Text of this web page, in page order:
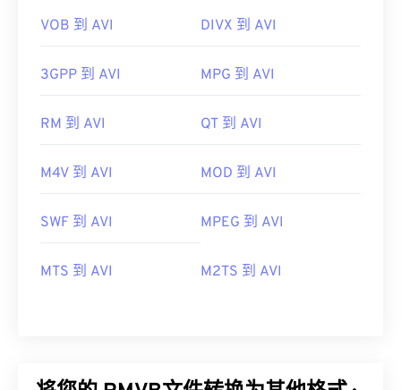
VOB 到 AVI DIVX 到 AVI
3GPP 到 AVI MPG 到 AVI
RM 到 AVI QT 到 AVI
M4V 到 AVI MOD 到 AVI
SWF 到 AVI MPEG 到 AVI
MTS 到 AVI M2TS 到 AVI